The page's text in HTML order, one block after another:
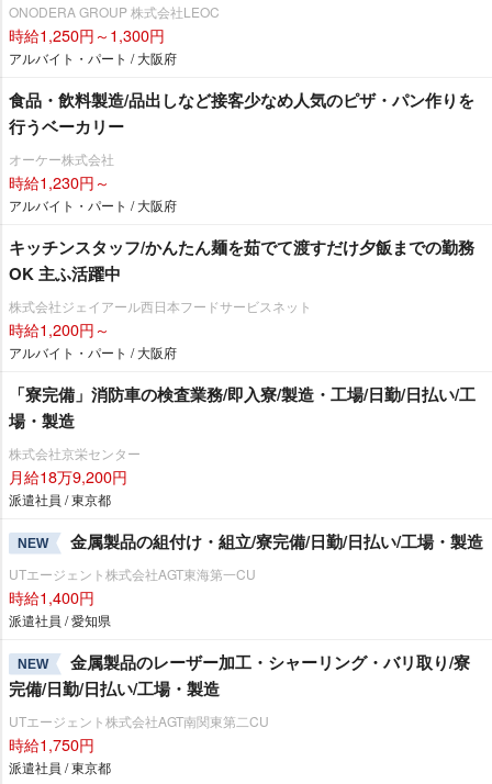
ONODERA GROUP 株式会社LEOC
時給1,250円～1,300円
アルバイト・パート / 大阪府
食品・飲料製造/品出しなど接客少なめ人気のピザ・パン作りを
行うベーカリー
オーケー株式会社
時給1,230円～
アルバイト・パート / 大阪府
キッチンスタッフ/かんたん麺を茹でて渡すだけ夕飯までの勤務
OK 主ふ活躍中
株式会社ジェイアール西日本フードサービスネット
時給1,200円～
アルバイト・パート / 大阪府
「寮完備」消防車の検査業務/即入寮/製造・工場/日勤/日払い/工
場・製造
株式会社京栄センター
月給18万9,200円
派遣社員 / 東京都
NEW 金属製品の組付け・組立/寮完備/日勤/日払い/工場・製造
UTエージェント株式会社AGT東海第一CU
時給1,400円
派遣社員 / 愛知県
NEW
金属製品のレーザー加工・シャーリング・バリ取り/寮
完備/日勤/日払い/工場・製造
UTエージェント株式会社AGT南関東第二CU
時給1,750円
派遣社員 / 東京都